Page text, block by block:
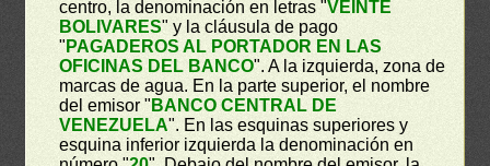
centro, la denominación en letras "VEINTE
BOLIVARES" y la cláusula de pago
" PAGADEROS AL PORTADOR EN LAS
OFICINAS DEL BANCO". A la izquierda, zona de
marcas de agua. En la parte superior, el nombre
del emisor " BANCO CENTRAL DE
VENEZUELA". En las esquinas superiores y
esquina inferior izquierda la denominación en